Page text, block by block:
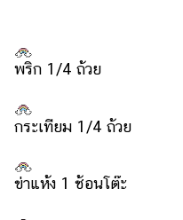
พริก 1/4 ถ้วย
กระเทียม 1/4 ถ้วย
ข่าแห้ง 1 ช้อนโต๊ะ